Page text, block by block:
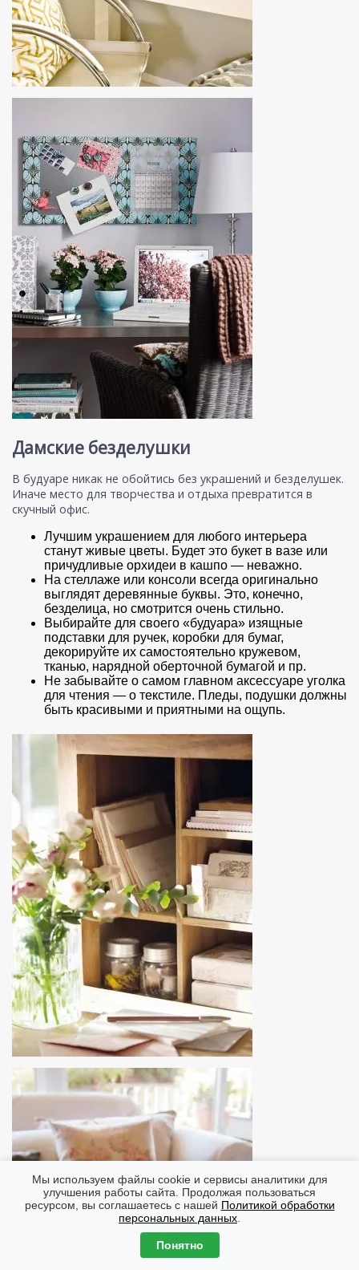
Дамские безделушки
В будуаре никак не обойтись без украшений и безделушек.
Иначе место для творчества и отдыха превратится в
скучный офис.
Лучшим украшением для любого интерьера
станут живые цветы. Будет это букет в вазе или
причудливые орхидеи в кашпо — неважно.
На стеллаже или консоли всегда оригинально
выглядят деревянные буквы. Это, конечно,
безделица, но смотрится очень стильно.
Выбирайте для своего «будуара» изящные
подставки для ручек, коробки для бумаг,
декорируйте их самостоятельно кружевом,
тканью, нарядной оберточной бумагой и пр.
Не забывайте о самом главном аксессуаре уголка
для чтения — о текстиле. Пледы, подушки должны
быть красивыми и приятными на ощупь.
Мы используем файлы cookie и сервисы аналитики для
улучшения работы сайта. Продолжая пользоваться
ресурсом, вы соглашаетесь с нашей Политикой обработки
персональных данных
Понятно